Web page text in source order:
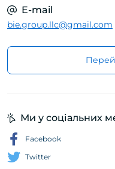
E-mail
bie.group.llc@gmail.com
Ми у соціальних
Facebook
Twitter